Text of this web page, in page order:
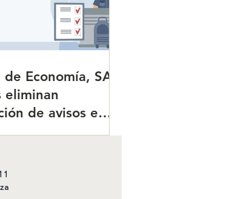
Economía, SAT
eliminan
de avisos en
para